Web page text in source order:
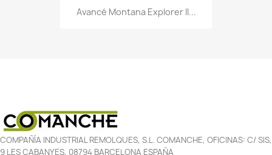
Avancé Montana Explorer II...
COMPAÑÍA INDUSTRIAL REMOLQUES, S.L. COMANCHE, OFICINAS: C/ SIS,
9 LES CABANYES, 08794 BARCELONA ESPAÑA